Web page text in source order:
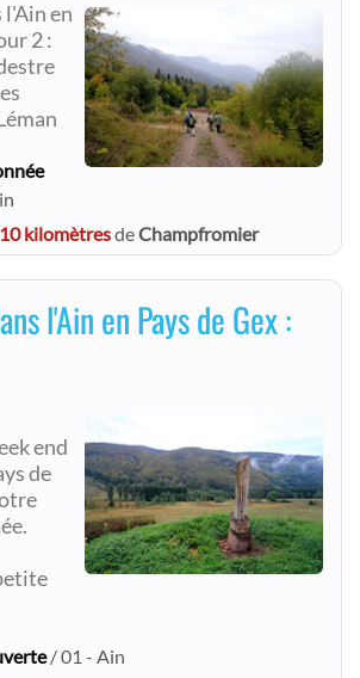
l'Ain en
2 :
kilomètresdeChampfromier
l'Ain en Pays de Gex :
end
de
/ 01 - Ain